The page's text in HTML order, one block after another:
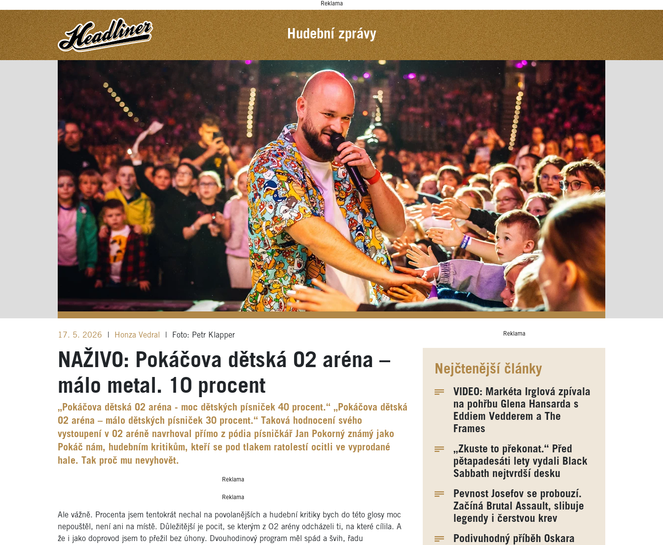
Reklama
Hudební zprávy
17. 5. 2026 Honza Vedral Foto: Petr Klapper
NAŽIVO: Pokáčova dětská O2 aréna –
málo metal. 10 procent
„Pokáčova dětská O2 aréna - moc dětských písniček 40 procent.“ „Pokáčova dětská
O2 aréna – málo dětských písniček 30 procent.“ Taková hodnocení svého
vystoupení v O2 aréně navrhoval přímo z pódia písničkář Jan Pokorný známý jako
Pokáč nám, hudebním kritikům, kteří se pod tlakem ratolestí ocitli ve vyprodané
hale. Tak proč mu nevyhovět.
Reklama
Reklama
Ale vážně. Procenta jsem tentokrát nechal na povolanějších a hudební kritiky bych do této glosy moc
nepouštěl, není ani na místě. Důležitější je pocit, se kterým z O2 arény odcházeli ti, na které cílila. A
že i jako doprovod jsem to přežil bez úhony. Dvouhodinový program měl spád a švih, řadu
Reklama
Nejčtenější články
VIDEO: Markéta Irglová zpívala
na pohřbu Glena Hansarda s
Eddiem Vedderem a The
Frames
„Zkuste to překonat.“ Před
pětapadesáti lety vydali Black
Sabbath nejtvrdší desku
Pevnost Josefov se probouzí.
Začíná Brutal Assault, slibuje
legendy i čerstvou krev
Podivuhodný příběh Oskara